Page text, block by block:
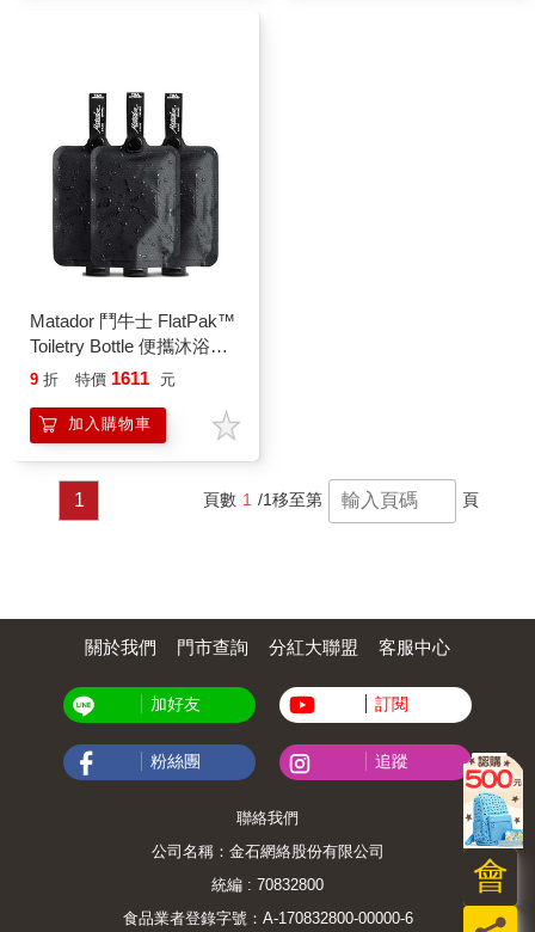
Matador 鬥牛士 FlatPak™
Toiletry Bottle 便攜沐浴旅
行分裝瓶－3入組
9 折 特價 1611 元
加入購物車
1 頁數 1 /1移至第 頁
會
關於我們 門市查詢 分紅大聯盟 客服中心
加好友 訂閱
粉絲團 追蹤
聯絡我們
公司名稱：金石網絡股份有限公司
統編 : 70832800
食品業者登錄字號：A-170832800-00000-6